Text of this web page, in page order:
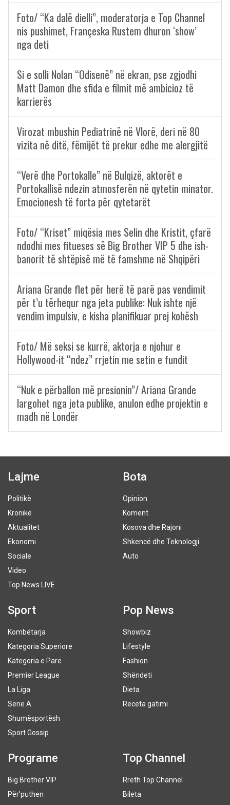
Foto/ “Ka dalë dielli”, moderatorja e Top Channel
nis pushimet, Françeska Rustem dhuron ‘show’
nga deti
Si e solli Nolan “Odisenë” në ekran, pse zgjodhi
Matt Damon dhe sfida e filmit më ambicioz të
karrierës
Virozat mbushin Pediatrinë në Vlorë, deri në 80
vizita në ditë, fëmijët të prekur edhe me alergjitë
“Verë dhe Portokalle” në Bulqizë, aktorët e
Portokallisë ndezin atmosferën në qytetin minator.
Emocionesh të forta për qytetarët
Foto/ “Kriset” miqësia mes Selin dhe Kristit, çfarë
ndodhi mes fitueses së Big Brother VIP 5 dhe ish-
banorit të shtëpisë më të famshme në Shqipëri
Ariana Grande flet për herë të parë pas vendimit
për t’u tërhequr nga jeta publike: Nuk ishte një
vendim impulsiv, e kisha planifikuar prej kohësh
Foto/ Më seksi se kurrë, aktorja e njohur e
Hollywood-it “ndez” rrjetin me setin e fundit
“Nuk e përballon më presionin”/ Ariana Grande
largohet nga jeta publike, anulon edhe projektin e
madh në Londër
Lajme
Politikë
Kronikë
Aktualitet
Ekonomi
Sociale
Video
Top News LIVE
Bota
Opinion
Koment
Kosova dhe Rajoni
Shkencë dhe Teknologji
Auto
Sport
Kombëtarja
Kategoria Superiore
Kategoria e Parë
Premier League
La Liga
Serie A
Shumësportësh
Sport Gossip
Pop News
Showbiz
Lifestyle
Fashion
Shëndeti
Dieta
Receta gatimi
Programe
Big Brother VIP
Për’puthen
Top Channel
Rreth Top Channel
Bileta